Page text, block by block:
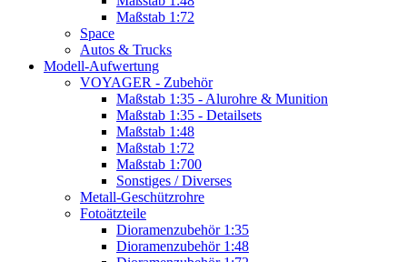
Maßstab 1:72
Space
Autos & Trucks
Modell-Aufwertung
VOYAGER - Zubehör
Maßstab 1:35 - Alurohre & Munition
Maßstab 1:35 - Detailsets
Maßstab 1:48
Maßstab 1:72
Maßstab 1:700
Sonstiges / Diverses
Metall-Geschützrohre
Fotoätzteile
Dioramenzubehör 1:35
Dioramenzubehör 1:48